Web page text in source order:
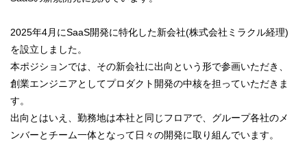
2025年4月にSaaS開発に特化した新会社(株式会社ミラクル経理)
を設立しました。
本ポジションでは、その新会社に出向という形で参画いただき、
創業エンジニアとしてプロダクト開発の中核を担っていただきま
す。
出向とはいえ、勤務地は本社と同じフロアで、グループ各社のメ
ンバーとチーム一体となって日々の開発に取り組んでいます。